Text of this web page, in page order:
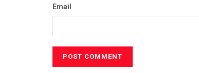
Email